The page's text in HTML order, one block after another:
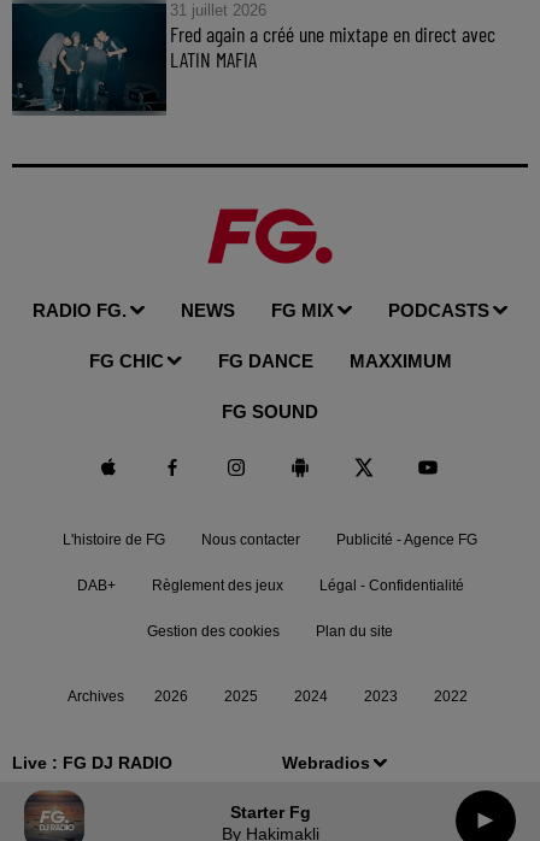
Live : FG DJ RADIO Webradios
Starter Fg
By Hakimakli
31 juillet 2026
Fred again a créé une mixtape en direct avec
LATIN MAFIA
RADIO FG. NEWS FG MIX PODCASTS
FG CHIC FG DANCE MAXXIMUM
FG SOUND
L'histoire de FG Nous contacter Publicité - Agence FG
DAB+ Règlement des jeux Légal - Confidentialité
Gestion des cookies Plan du site
Archives 2026 2025 2024 2023 2022